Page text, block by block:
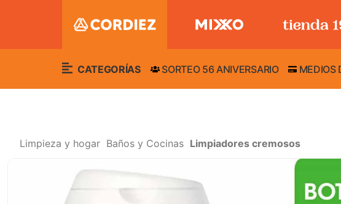
CATEGORÍAS SORTEO 56 ANIVERSARIO MEDIOS
Limpieza y hogar Baños y Cocinas Limpiadores cremosos